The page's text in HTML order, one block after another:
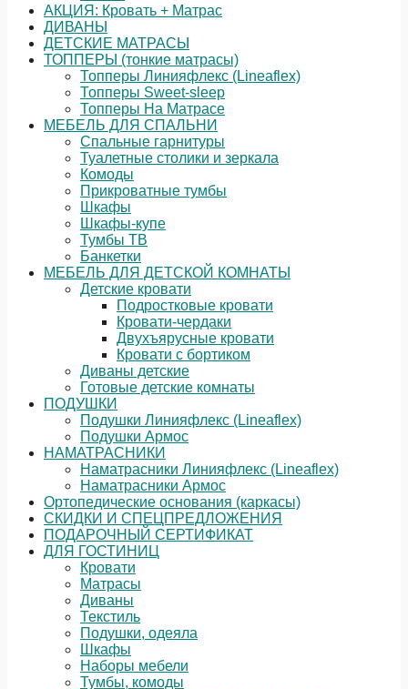
АКЦИЯ: Кровать + Матрас
ДИВАНЫ
ДЕТСКИЕ МАТРАСЫ
ТОППЕРЫ (тонкие матрасы)
Топперы Линияфлекс (Lineaflex)
Топперы Sweet-sleep
Топперы На Матрасе
МЕБЕЛЬ ДЛЯ СПАЛЬНИ
Спальные гарнитуры
Туалетные столики и зеркала
Комоды
Прикроватные тумбы
Шкафы
Шкафы-купе
Тумбы ТВ
Банкетки
МЕБЕЛЬ ДЛЯ ДЕТСКОЙ КОМНАТЫ
Детские кровати
Подростковые кровати
Кровати-чердаки
Двухъярусные кровати
Кровати с бортиком
Диваны детские
Готовые детские комнаты
ПОДУШКИ
Подушки Линияфлекс (Lineaflex)
Подушки Армос
НАМАТРАСНИКИ
Наматрасники Линияфлекс (Lineaflex)
Наматрасники Армос
Ортопедические основания (каркасы)
СКИДКИ И СПЕЦПРЕДЛОЖЕНИЯ
ПОДАРОЧНЫЙ СЕРТИФИКАТ
ДЛЯ ГОСТИНИЦ
Кровати
Матрасы
Диваны
Текстиль
Подушки, одеяла
Шкафы
Наборы мебели
Тумбы, комоды